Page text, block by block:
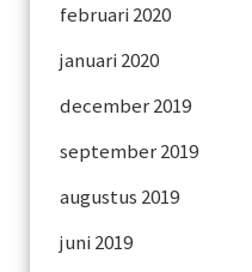
februari 2020
januari 2020
december 2019
september 2019
augustus 2019
juni 2019